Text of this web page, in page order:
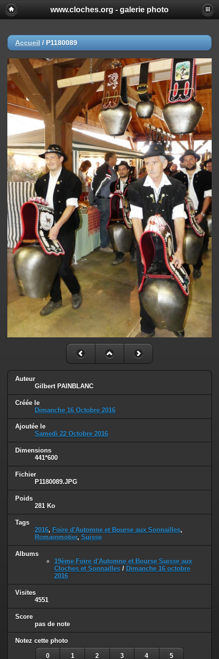
www.cloches.org - galerie photo
Accueil / P1180089
Auteur
Gilbert PAINBLANC
Créée le
Dimanche 16 Octobre 2016
Ajoutée le
Samedi 22 Octobre 2016
Dimensions
441*600
Fichier
P1180089.JPG
Poids
281 Ko
Tags
2016, Foire d'Automne et Bourse aux Sonnailles,
Romainmotier, Suisse
Albums
19ème Foire d'Automne et Bourse Suisse aux
Cloches et Sonnailles / Dimanche 16 octobre
2016
Visites
4551
Score
pas de note
Notez cette photo
0 1 2 3 4 5